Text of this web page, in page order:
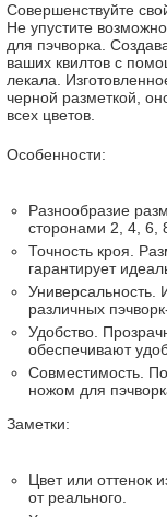
Совершенствуйте
Не упустите
для пэчворка.
ваших квилтов с
лекала.
черной разметкой,
всех цветов.
Особенности:
Разнообразие
сторонами 2, 4, 6,
Точность кроя.
гарантирует
Универсальность.
различных
Удобство.
обеспечивают
Совместимость.
ножом для
Заметки:
Цвет или оттенок
от реального.